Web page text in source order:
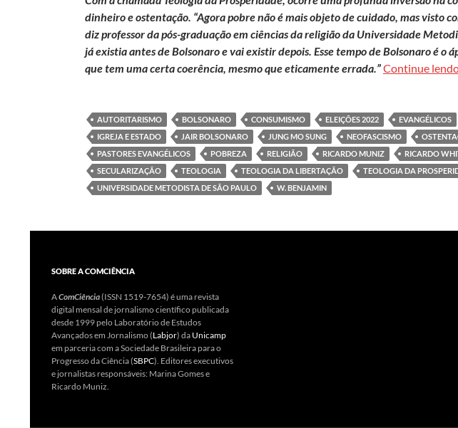
dinheiro e ostentação. “Agora pobre não é mais objeto de cuidado, mas visto
diz professor da pós-graduação em ciências da religião da Universidade
já existia antes de Bolsonaro e vai existir depois. Esse tempo de Bolsonaro é o
que tem uma certa coerência, mesmo que eticamente errada.”Continue
AUTORITARISMO BOLSONARO CONSUMISMO ELEIÇÕES 2022 EVANGÉLICOS
IGREJA E ESTADO
JAIR BOLSONARO JUNG MO SUNG NEOFASCISMO
PASTORES EVANGÉLICOS
POBREZA RELIGIÃO RICARDO MUNIZ
RICARDO
SECULARIZAÇÃO
TEOLOGIA TEOLOGIA DA LIBERTAÇÃO
TEOLOGIA DA
UNIVERSIDADE METODISTA DE SÃO PAULO
W. BENJAMIN
SOBRE A COMCIÊNCIA
AComCiência(ISSN 1519-7654) é uma revista
digital mensal de jornalismo científico publicada
desde 1999 pelo Laboratório de Estudos
Avançados em Jornalismo (Labjor) da Unicamp
em parceria com a Sociedade Brasileira para o
Progresso da Ciência (SBPC). Editores executivos
e jornalistas responsáveis: Marina Gomes e
Ricardo Muniz.